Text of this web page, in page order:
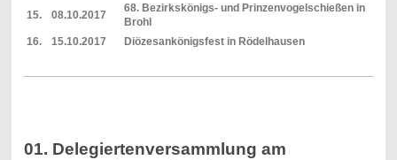
15. 08.10.2017
68. Bezirkskönigs- und Prinzenvogelschießen in
Brohl
16.
15.10.2017 Diözesankönigsfest in Rödelhausen
01. Delegiertenversammlung am